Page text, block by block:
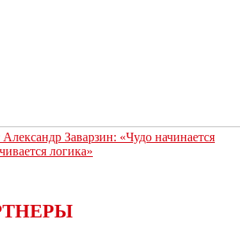
Заварзин: «Чудо начинается
логика»